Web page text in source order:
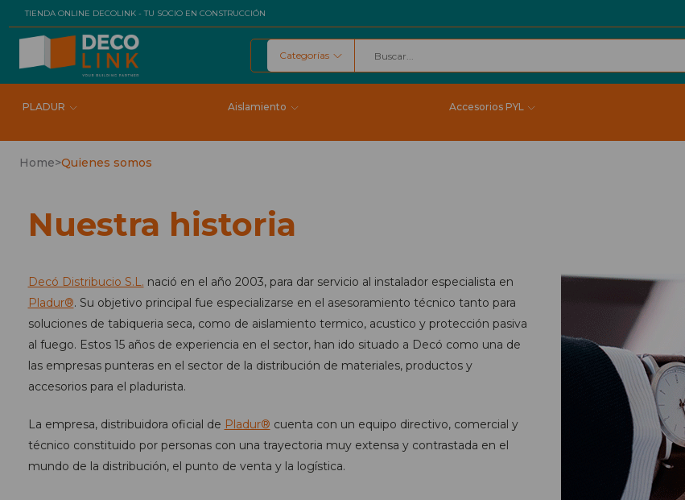
TIENDA ONLINE DECOLINK - TU SOCIO EN CONSTRUCCIÓN
Buscar
Categorías
PLADUR Aislamiento Accesorios PYL
Home>Quienes somos
Nuestra historia
Decó Distribucio S.L. nació en el año 2003, para dar servicio al instalador especialista en
Pladur®. Su objetivo principal fue especializarse en el asesoramiento técnico tanto para
soluciones de tabiqueria seca, como de aislamiento termico, acustico y protección pasiva
al fuego. Estos 15 años de experiencia en el sector, han ido situado a Decó como una de
las empresas punteras en el sector de la distribución de materiales, productos y
accesorios para el pladurista.
La empresa, distribuidora oficial de Pladur® cuenta con un equipo directivo, comercial y
técnico constituido por personas con una trayectoria muy extensa y contrastada en el
mundo de la distribución, el punto de venta y la logística.